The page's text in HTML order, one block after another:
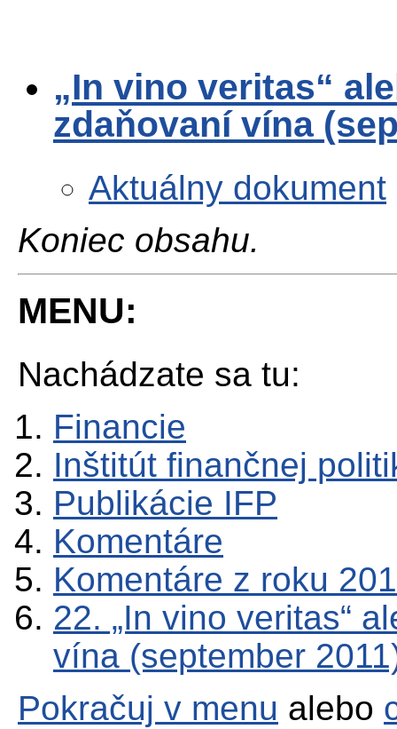
„In vino veritas“
zdaňovaní vína
Aktuálny dokument
Koniec obsahu.
MENU:
Nachádzate sa tu:
Financie
Inštitút finančnej
Publikácie IFP
Komentáre
Komentáre z roku
22. „In vino veritas“
vína (september
Pokračuj v menu alebo